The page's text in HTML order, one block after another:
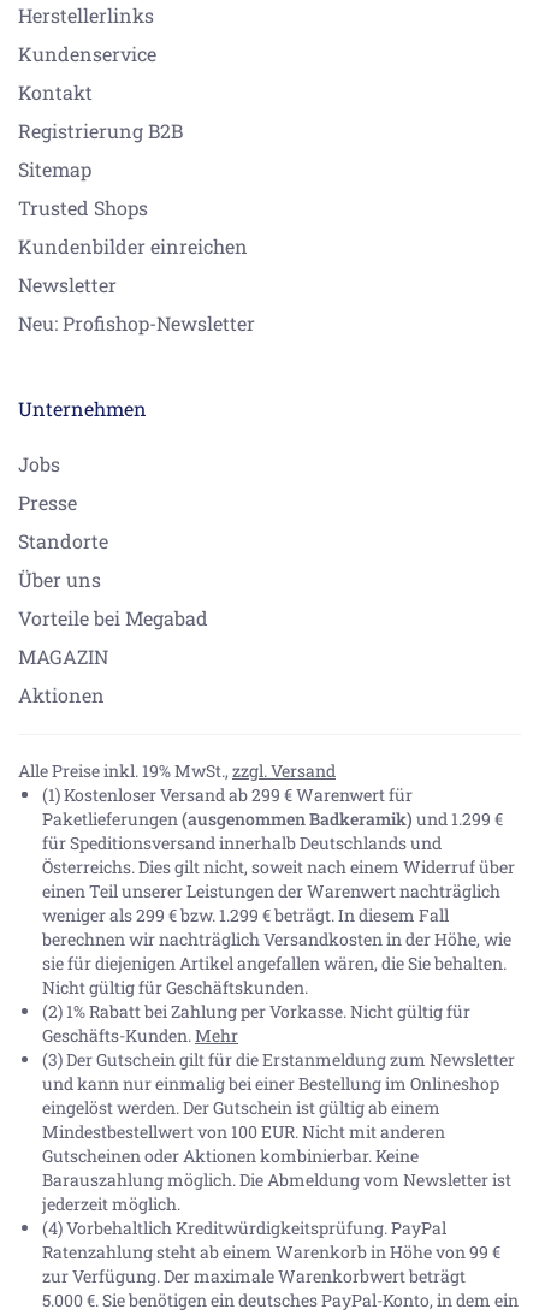
Herstellerlinks
Kundenservice
Kontakt
Registrierung B2B
Sitemap
Trusted Shops
Kundenbilder einreichen
Newsletter
Neu: Profishop-Newsletter
Unternehmen
Jobs
Presse
Standorte
Über uns
Vorteile bei Megabad
MAGAZIN
Aktionen
Alle Preise inkl. 19% MwSt., zzgl. Versand
(1) Kostenloser Versand ab 299 € Warenwert für
Paketlieferungen(ausgenommen Badkeramik) und 1.299 €
für Speditionsversand innerhalb Deutschlands und
Österreichs. Dies gilt nicht, soweit nach einem Widerruf über
einen Teil unserer Leistungen der Warenwert nachträglich
weniger als 299 € bzw. 1.299 € beträgt. In diesem Fall
berechnen wir nachträglich Versandkosten in der Höhe, wie
sie für diejenigen Artikel angefallen wären, die Sie behalten.
Nicht gültig für Geschäftskunden.
(2) 1% Rabatt bei Zahlung per Vorkasse. Nicht gültig für
Geschäfts-Kunden.Mehr
(3) Der Gutschein gilt für die Erstanmeldung zum Newsletter
und kann nur einmalig bei einer Bestellung im Onlineshop
eingelöst werden. Der Gutschein ist gültig ab einem
Mindestbestellwert von 100 EUR. Nicht mit anderen
Gutscheinen oder Aktionen kombinierbar. Keine
Barauszahlung möglich. Die Abmeldung vom Newsletter ist
jederzeit möglich.
(4) Vorbehaltlich Kreditwürdigkeitsprüfung. PayPal
Ratenzahlung steht ab einem Warenkorb in Höhe von99 €
zur Verfügung. Der maximale Warenkorbwert beträgt
5.000 €. Sie benötigen ein deutsches PayPal-Konto, in dem ein